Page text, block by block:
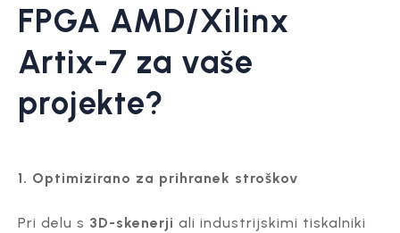
FPGA AMD/Xilinx
Artix-7 za vaše
projekte?
1. Optimizirano za prihranek stroškov
Pri delu s 3D-skenerji ali industrijskimi tiskalniki